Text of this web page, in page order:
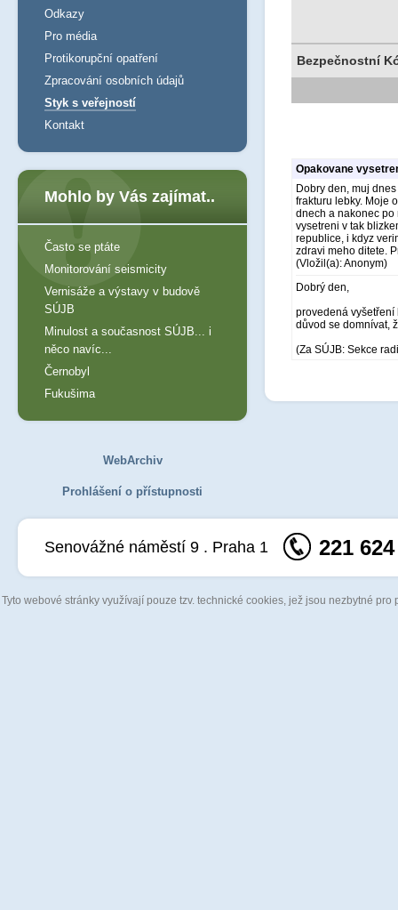
Bezpečnostní
Opakovane
Dobry den, muj
frakturu lebky. Moje
dnech a nakonec po
vysetreni v tak
republice, i kdyz
zdravi meho ditete.
(Vložil(a): Anonym)
Dobrý den,
provedená vyšetření
důvod se domnívat,
(Za SÚJB: Sekce
Odkazy
Pro média
Protikorupční opatření
Zpracování osobních údajů
Styk s veřejností
Kontakt
Mohlo by Vás zajímat..
Často se ptáte
Monitorování seismicity
Vernisáže a výstavy v budově
SÚJB
Minulost a současnost SÚJB... i
něco navíc...
Černobyl
Fukušima
WebArchiv
Prohlášení o přístupnosti
Senovážné náměstí 9 . Praha 1 221
Tyto webové stránky využívají pouze tzv. technické cookies, jež jsou nezbytné